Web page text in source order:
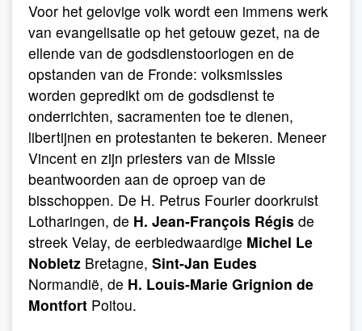
Voor het gelovige volk wordt een immens werk
van evangelisatie op het getouw gezet, na de
ellende van de godsdienstoorlogen en de
opstanden van de Fronde: volksmissies
worden gepredikt om de godsdienst te
onderrichten, sacramenten toe te dienen,
libertijnen en protestanten te bekeren. Meneer
Vincent en zijn priesters van de Missie
beantwoorden aan de oproep van de
bisschoppen. De H. Petrus Fourier doorkruist
Lotharingen, de H. Jean-François Régis de
streek Velay, de eerbiedwaardige Michel Le
Nobletz Bretagne, Sint-Jan Eudes
Normandië, de H. Louis-Marie Grignion de
Montfort Poitou.